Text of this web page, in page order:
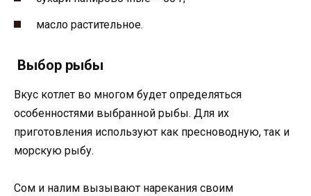
масло растительное.
Выбор рыбы
Вкус котлет во многом будет определяться
особенностями выбранной рыбы. Для их
приготовления используют как пресноводную, так и
морскую рыбу.
Сом и налим вызывают нарекания своим